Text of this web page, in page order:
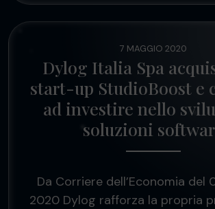
7 MAGGIO 2020
Dylog Italia Spa
start-up StudioBoost e
ad investire nello
soluzioni
Da Corriere dell’Economia del
2020 Dylog rafforza la propria